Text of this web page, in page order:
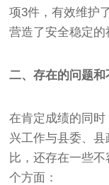
项3件，有效维护
营造了安全稳定的
二、存在的问题和
在肯定成绩的同
兴工作与县委、
比，还存在一些
个方面：